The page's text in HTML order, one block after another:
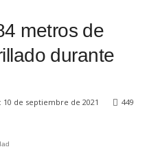
metros de
durante
10 de septiembre de 2021 449